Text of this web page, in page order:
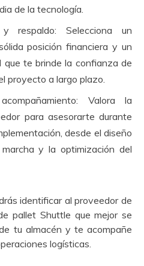
de la tecnología.
respaldo: Selecciona un
posición financiera y un
que te brinde la confianza de
proyecto a largo plazo.
Valora la
para asesorarte durante
desde el diseño
y la optimización del
identificar al proveedor de
pallet Shuttle que mejor se
tu almacén y te acompañe
logísticas.